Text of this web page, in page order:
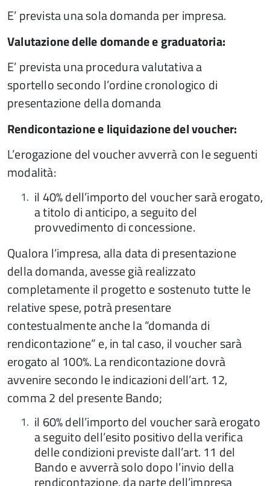
E’ prevista una sola domanda per impresa.
Valutazione delle domande e graduatoria:
E’ prevista una procedura valutativa a
sportello secondo l’ordine cronologico di
presentazione della domanda
Rendicontazione e liquidazione del voucher:
L’erogazione del voucher avverrà con le seguenti
modalità:
il 40% dell’importo del voucher sarà erogato,
a titolo di anticipo, a seguito del
provvedimento di concessione.
Qualora l’impresa, alla data di presentazione
della domanda, avesse già realizzato
completamente il progetto e sostenuto tutte le
relative spese, potrà presentare
contestualmente anche la “domanda di
rendicontazione” e, in tal caso, il voucher sarà
erogato al 100%. La rendicontazione dovrà
avvenire secondo le indicazioni dell’art. 12,
comma 2 del presente Bando;
il 60% dell’importo del voucher sarà erogato
a seguito dell’esito positivo della verifica
delle condizioni previste dall’art. 11 del
Bando e avverrà solo dopo l’invio della
rendicontazione, da parte dell’impresa